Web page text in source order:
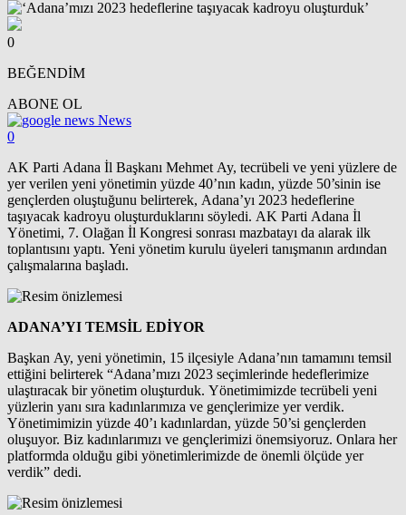
0
BEĞENDİM
ABONE OL
News
0
AK Parti Adana İl Başkanı Mehmet Ay, tecrübeli ve yeni yüzlere de
yer verilen yeni yönetimin yüzde 40’nın kadın, yüzde 50’sinin ise
gençlerden oluştuğunu belirterek, Adana’yı 2023 hedeflerine
taşıyacak kadroyu oluşturduklarını söyledi. AK Parti Adana İl
Yönetimi, 7. Olağan İl Kongresi sonrası mazbatayı da alarak ilk
toplantısını yaptı. Yeni yönetim kurulu üyeleri tanışmanın ardından
çalışmalarına başladı.
ADANA’YI TEMSİL EDİYOR
Başkan Ay, yeni yönetimin, 15 ilçesiyle Adana’nın tamamını temsil
ettiğini belirterek “Adana’mızı 2023 seçimlerinde hedeflerimize
ulaştıracak bir yönetim oluşturduk. Yönetimimizde tecrübeli yeni
yüzlerin yanı sıra kadınlarımıza ve gençlerimize yer verdik.
Yönetimimizin yüzde 40’ı kadınlardan, yüzde 50’si gençlerden
oluşuyor. Biz kadınlarımızı ve gençlerimizi önemsiyoruz. Onlara her
platformda olduğu gibi yönetimlerimizde de önemli ölçüde yer
verdik” dedi.